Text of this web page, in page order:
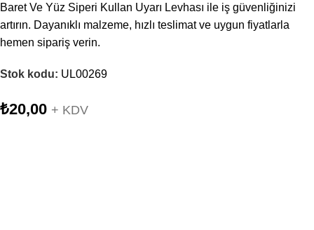
Baret Ve Yüz Siperi Kullan Uyarı Levhası ile iş güvenliğinizi
artırın. Dayanıklı malzeme, hızlı teslimat ve uygun fiyatlarla
hemen sipariş verin.
Stok kodu: UL00269
₺20,00 + KDV